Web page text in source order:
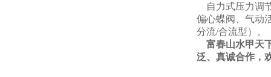
自力式压力调
偏心蝶阀、气动
分流/合流型）。
富春山水甲天
泛、真诚合作，